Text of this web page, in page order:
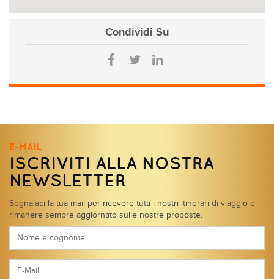
Condividi Su
E-MAIL
ISCRIVITI ALLA NOSTRA
NEWSLETTER
Segnalaci la tua mail per ricevere tutti i nostri itinerari di viaggio e
rimanere sempre aggiornato sulle nostre proposte.